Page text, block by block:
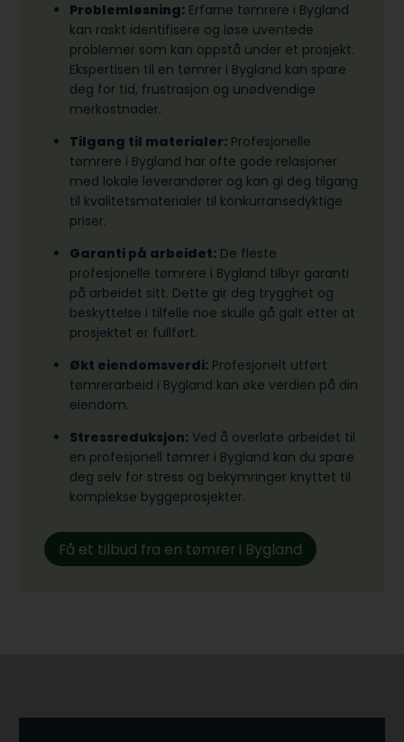
Problemløsning: Erfarne tømrere i Bygland
kan raskt identifisere og løse uventede
problemer som kan oppstå under et prosjekt.
Ekspertisen til en tømrer i Bygland kan spare
deg for tid, frustrasjon og unødvendige
merkostnader.
Tilgang til materialer: Profesjonelle
tømrere i Bygland har ofte gode relasjoner
med lokale leverandører og kan gi deg tilgang
til kvalitetsmaterialer til konkurransedyktige
priser.
Garanti på arbeidet: De fleste
profesjonelle tømrere i Bygland tilbyr garanti
på arbeidet sitt. Dette gir deg trygghet og
beskyttelse i tilfelle noe skulle gå galt etter at
prosjektet er fullført.
Økt eiendomsverdi: Profesjonelt utført
tømrerarbeid i Bygland kan øke verdien på din
eiendom.
Stressreduksjon: Ved å overlate arbeidet til
en profesjonell tømrer i Bygland kan du spare
deg selv for stress og bekymringer knyttet til
komplekse byggeprosjekter.
Få et tilbud fra en tømrer i Bygland